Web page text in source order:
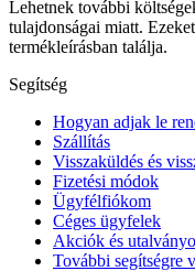
Lehetnek további
tulajdonságai miatt.
termékleírásban találja.
Segítség
Hogyan adjak le
Szállítás
Visszaküldés és
Fizetési módok
Ügyfélfiókom
Céges ügyfelek
Akciók és
További segítségre